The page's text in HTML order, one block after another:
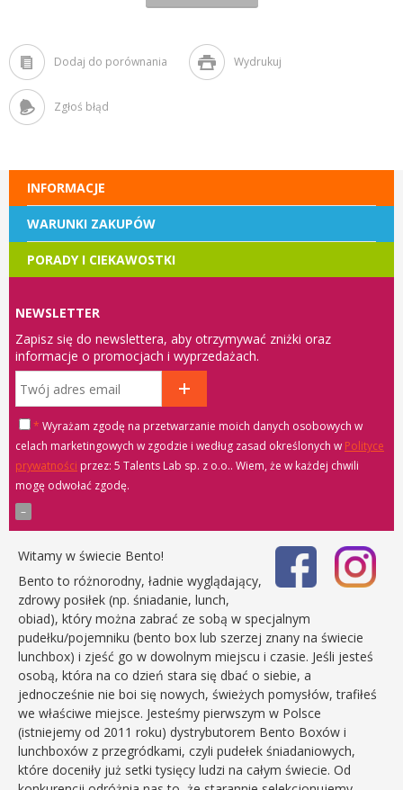
Dodaj do porównania Wydrukuj
Zgłoś błąd
INFORMACJE
WARUNKI ZAKUPÓW
PORADY I CIEKAWOSTKI
NEWSLETTER
Zapisz się do newslettera, aby otrzymywać zniżki oraz
informacje o promocjach i wyprzedażach.
* Wyrażam zgodę na przetwarzanie moich danych osobowych w
celach marketingowych w zgodzie i według zasad określonych w Polityce
prywatności
przez: 5 Talents Lab sp. z o.o.. Wiem, że w każdej chwili
mogę odwołać zgodę.
Witamy w świecie Bento!
Bento to różnorodny, ładnie wyglądający,
zdrowy posiłek (np. śniadanie, lunch,
obiad), który można zabrać ze sobą w specjalnym
pudełku/pojemniku (bento box lub szerzej znany na świecie
lunchbox) i zjeść go w dowolnym miejscu i czasie. Jeśli jesteś
osobą, która na co dzień stara się dbać o siebie, a
jednocześnie nie boi się nowych, świeżych pomysłów, trafiłeś
we właściwe miejsce. Jesteśmy pierwszym w Polsce
(istniejemy od 2011 roku) dystrybutorem Bento Boxów i
lunchboxów z przegródkami, czyli pudełek śniadaniowych,
które doceniły już setki tysięcy ludzi na całym świecie. Od